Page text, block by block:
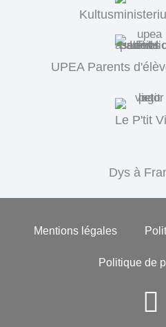
UPEA Parents
Le P'tit
Dys à
Mentions légales
Politique de